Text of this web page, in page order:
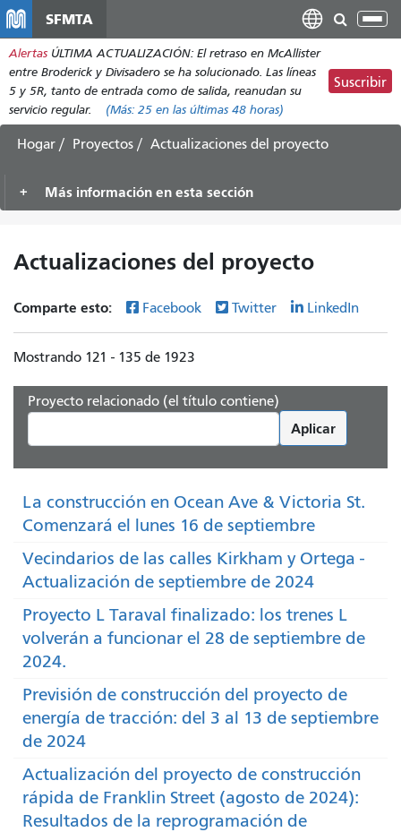
contenido
principal
SFMTA
Alertas ÚLTIMA ACTUALIZACIÓN: El retraso en McAllister
entre Broderick y Divisadero se ha solucionado. Las líneas
5 y 5R, tanto de entrada como de salida, reanudan su
servicio regular.
(Más: 25 en las últimas 48 horas)
Suscribir
Hogar Proyectos Actualizaciones del proyecto
Más información en esta sección
Actualizaciones del proyecto
Comparte esto: Facebook Twitter LinkedIn
Mostrando 121 - 135 de 1923
Proyecto relacionado (el título contiene)
Aplicar
La construcción en Ocean Ave & Victoria St.
Comenzará el lunes 16 de septiembre
Vecindarios de las calles Kirkham y Ortega -
Actualización de septiembre de 2024
Proyecto L Taraval finalizado: los trenes L
volverán a funcionar el 28 de septiembre de
2024.
Previsión de construcción del proyecto de
energía de tracción: del 3 al 13 de septiembre
de 2024
Actualización del proyecto de construcción
rápida de Franklin Street (agosto de 2024):
Resultados de la reprogramación de